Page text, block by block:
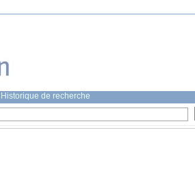
Historique de recherche